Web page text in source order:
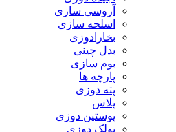
آروسی سازی
اسلحه سازی
بخارادوزی
بدل چینی
بوم سازی
پارچه ها
پته دوزی
پلاس
پوستین دوزی
پولک دوزی